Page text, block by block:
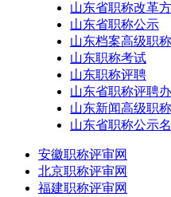
山东省职称改革
山东省职称公示
山东档案高级职称
山东职称考试
山东职称评聘
山东省职称评聘
山东新闻高级职称
山东省职称公示
安徽职称评审网
北京职称评审网
福建职称评审网